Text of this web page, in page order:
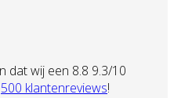
dat wij een 8.8 9.3/10
500 klantenreviews!